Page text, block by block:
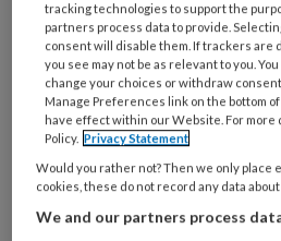
Van onschatbare
Sociaal werkers in
verpleeghuiszorg
Over de grote meerwaarde
binnen het verpleeghuis is,
Kaap, onvoldoende bekend,
beroepsgroep zelf. Terwijl zij
tracking technologies to support the
partners process data to provide.
consent will disable them. If trackers are
you see may not be as relevant to you.
change your choices or withdraw
Manage Preferences link on the bottom
have effect within our Website. For more
Policy. Privacy Statement
Would you rather not? Then we only place
cookies, these do not record any data about
We and our partners process